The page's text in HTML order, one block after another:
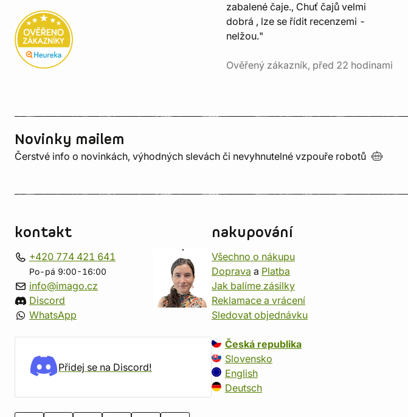
zabalené čaje., Chuť čajů velmi
dobrá , lze se řídit recenzemi -
nelžou."
Ověřený zákazník, před 22 hodinami
Novinky mailem
Čerstvé info o novinkách, výhodných slevách či nevyhnutelné vzpouře robotů
kontakt
+420 774 421 641
Po-pá 9:00-16:00
info@imago.cz
Discord
WhatsApp
Přidej se na Discord!
nakupování
Všechno o nákupu
Doprava a Platba
Jak balíme zásilky
Reklamace a vrácení
Sledovat objednávku
Česká republika
Slovensko
English
Deutsch